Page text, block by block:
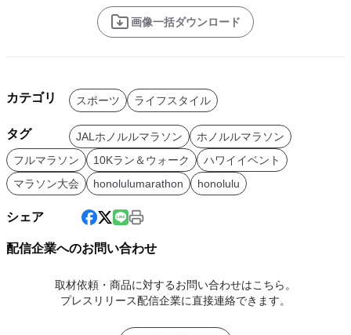
画像一括ダウンロード
カテゴリ スポーツ ライフスタイル
タグ JALホノルルマラソン
ホノルルマラソン
フルマラソン
10Kラン＆ウォーク
ハワイイベント
マラソン大会
honolulumarathon honolulu
シェア
配信企業へのお問い合わせ
取材依頼・商品に対するお問い合わせはこちら。
プレスリリース配信企業に直接連絡できます。